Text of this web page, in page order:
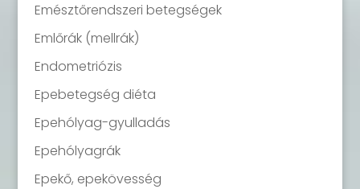
Emésztőrendszeri betegségek
Emlőrák (mellrák)
Endometriózis
Epebetegség diéta
Epehólyag-gyulladás
Epehólyagrák
Epekő, epekövesség